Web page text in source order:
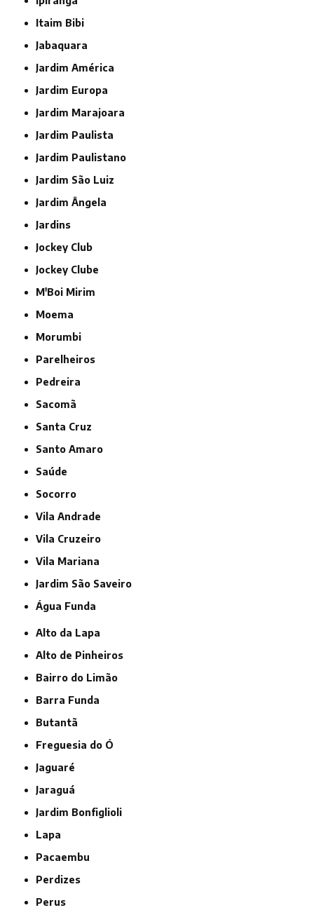
Itaim Bibi
Jabaquara
Jardim América
Jardim Europa
Jardim Marajoara
Jardim Paulista
Jardim Paulistano
Jardim São Luiz
Jardim Ângela
Jardins
Jockey Club
Jockey Clube
M'Boi Mirim
Moema
Morumbi
Parelheiros
Pedreira
Sacomã
Santa Cruz
Santo Amaro
Saúde
Socorro
Vila Andrade
Vila Cruzeiro
Vila Mariana
jardim São Saveiro
Água Funda
Alto da Lapa
Alto de Pinheiros
Bairro do Limão
Barra Funda
Butantã
Freguesia do Ó
Jaguaré
Jaraguá
Jardim Bonfiglioli
Lapa
Pacaembu
Perdizes
Perus